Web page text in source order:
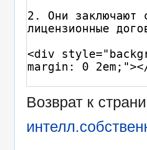
Возврат к